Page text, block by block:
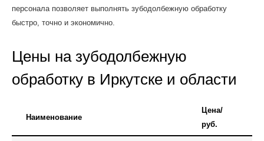
персонала позволяет выполнять зубодолбежную обработку
быстро, точно и экономично.
Цены на зубодолбежную
обработку в Иркутске и области
Наименование
Цена/
руб.